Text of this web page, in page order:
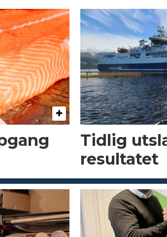
Tidlig
resultatet